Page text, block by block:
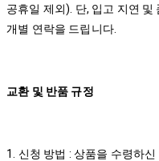
공휴일 제외). 단, 입고 지연
개별 연락을 드립니다.
교환 및 반품 규정
1. 신청 방법 : 상품을 수령하